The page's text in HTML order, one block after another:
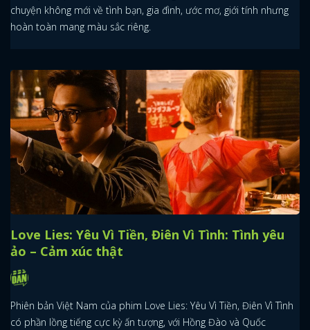
chuyện không mới về tình bạn, gia đình, ước mơ, giới tính nhưng
hoàn toàn mang màu sắc riêng.
Love Lies: Yêu Vì Tiền, Điên Vì Tình: Tình yêu
ảo – Cảm xúc thật
Phiên bản Việt Nam của phim Love Lies: Yêu Vì Tiền, Điên Vì Tình
có phần lồng tiếng cực kỳ ấn tượng, với Hồng Đào và Quốc